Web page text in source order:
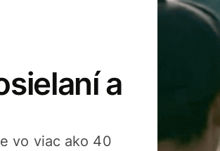
a
vo viac ako 40